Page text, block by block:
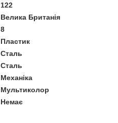
122
Велика Британія
8
Пластик
Сталь
Сталь
Механіка
Мультиколор
Немає